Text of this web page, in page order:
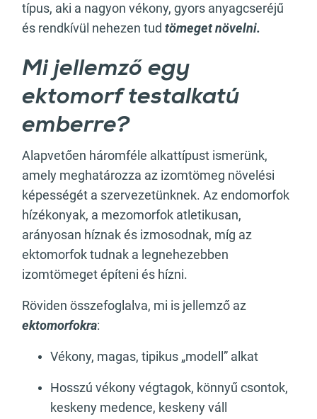
típus, aki a nagyon vékony, gyors anyagcseréjű
és rendkívül nehezen tud tömeget növelni.
Mi jellemző egy
ektomorf testalkatú
emberre?
Alapvetően háromféle alkattípust ismerünk,
amely meghatározza az izomtömeg növelési
képességét a szervezetünknek. Az endomorfok
hízékonyak, a mezomorfok atletikusan,
arányosan híznak és izmosodnak, míg az
ektomorfok tudnak a legnehezebben
izomtömeget építeni és hízni.
Röviden összefoglalva, mi is jellemző az
ektomorfokra:
Vékony, magas, tipikus „modell” alkat
Hosszú vékony végtagok, könnyű csontok,
keskeny medence, keskeny váll